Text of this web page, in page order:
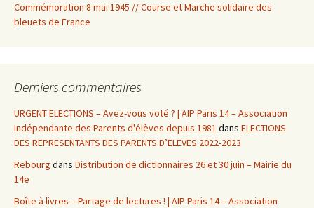
Commémoration 8 mai 1945 // Course et Marche solidaire des
bleuets de France
Derniers commentaires
URGENT ELECTIONS – Avez-vous voté ? | AIP Paris 14 – Association
Indépendante des Parents d'élèves depuis 1981 dans ELECTIONS
DES REPRESENTANTS DES PARENTS D’ELEVES 2022-2023
Rebourg dans Distribution de dictionnaires 26 et 30 juin – Mairie du
14e
Boîte à livres – Partage de lectures ! | AIP Paris 14 – Association